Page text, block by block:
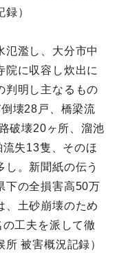
）
氾濫し、大分市中
院に収容し炊出に
判明し主なるもの
壊28戸、橋梁流
破壊20ヶ所、溜池
失13隻、そのほ
。新聞紙の伝う
下の全損害高50万
、土砂崩壊のため
工夫を派して徹
被害概況記録）